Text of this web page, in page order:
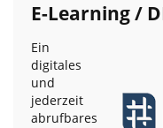
E-Learning /
Ein
digitales
und
jederzeit
abrufbares